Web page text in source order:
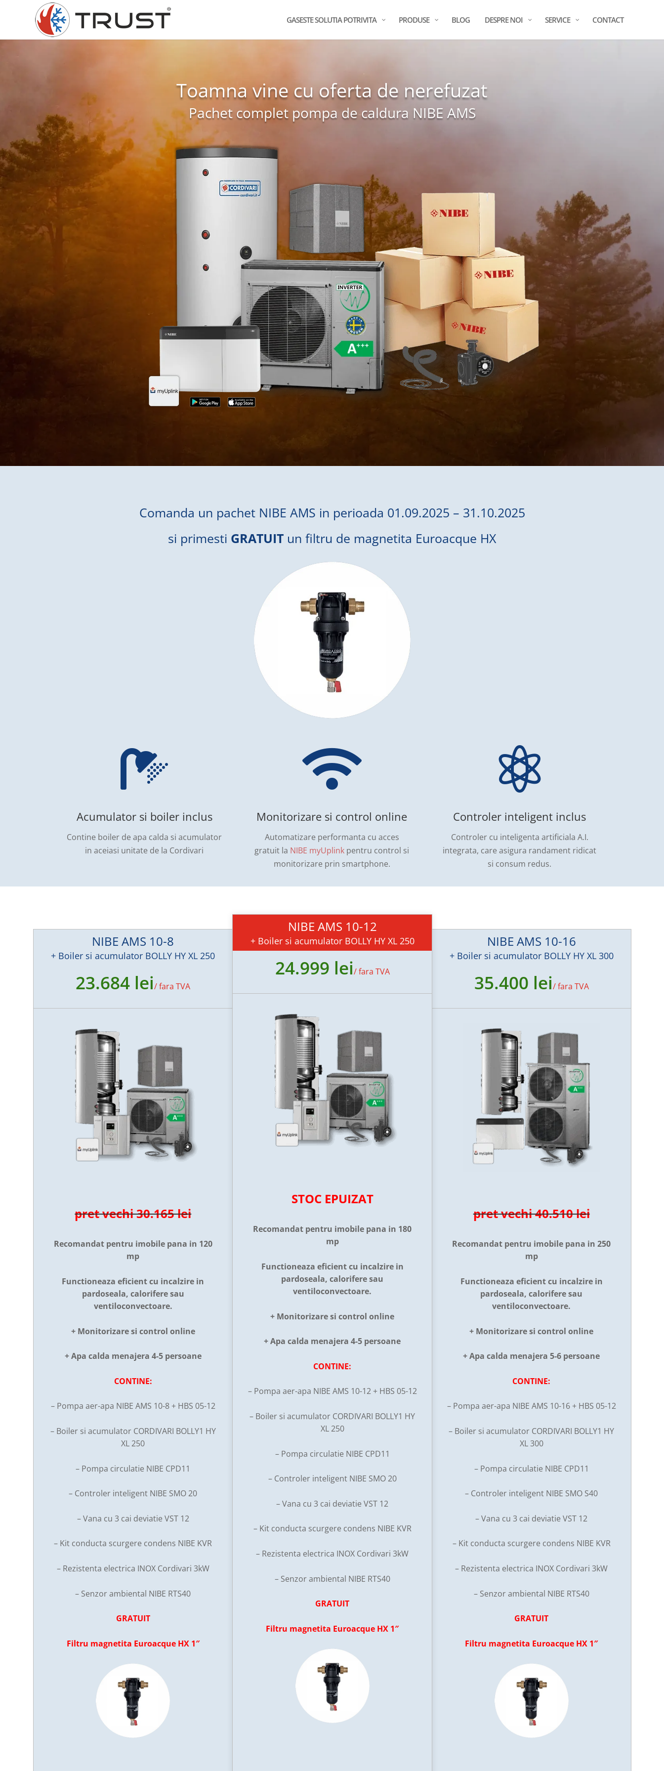
GASESTE SOLUTIA POTRIVITA PRODUSE BLOG DESPRE NOI SERVICE CONTACT
Toamna vine cu oferta de nerefuzat
Pachet complet pompa de caldura NIBE AMS
Comanda un pachet NIBE AMS in perioada 01.09.2025 – 31.10.2025
si primesti GRATUIT un filtru de magnetita Euroacque HX

Acumulator si boiler inclus
Contine boiler de apa calda si acumulator
in aceiasi unitate de la Cordivari

Monitorizare si control online
Automatizare performanta cu acces
gratuit la NIBE myUplink pentru control si
monitorizare prin smartphone.

Controler inteligent inclus
Controler cu inteligenta artificiala A.I.
integrata, care asigura randament ridicat
si consum redus.
NIBE AMS 10-8
+ Boiler si acumulator BOLLY HY XL 250
23.684 lei/fara TVA
pret vechi 30.165 lei
Recomandat pentru imobile pana in 120
mp
Functioneaza eficient cu incalzire in
pardoseala, calorifere sau
ventiloconvectoare.
+ Monitorizare si control online
+ Apa calda menajera 4-5 persoane
CONTINE:
– Pompa aer-apa NIBE AMS 10-8 + HBS 05-12
– Boiler si acumulator CORDIVARI BOLLY1 HY
XL 250
– Pompa circulatie NIBE CPD11
– Controler inteligent NIBE SMO 20
– Vana cu 3 cai deviatie VST 12
– Kit conducta scurgere condens NIBE KVR
– Rezistenta electrica INOX Cordivari 3kW
– Senzor ambiental NIBE RTS40
GRATUIT
Filtru magnetita Euroacque HX 1″
NIBE AMS 10-12
+ Boiler si acumulator BOLLY HY XL 250
24.999 lei/fara TVA
STOC EPUIZAT
Recomandat pentru imobile pana in 180
mp
Functioneaza eficient cu incalzire in
pardoseala, calorifere sau
ventiloconvectoare.
+ Monitorizare si control online
+ Apa calda menajera 4-5 persoane
CONTINE:
– Pompa aer-apa NIBE AMS 10-12 + HBS 05-12
– Boiler si acumulator CORDIVARI BOLLY1 HY
XL 250
– Pompa circulatie NIBE CPD11
– Controler inteligent NIBE SMO 20
– Vana cu 3 cai deviatie VST 12
– Kit conducta scurgere condens NIBE KVR
– Rezistenta electrica INOX Cordivari 3kW
– Senzor ambiental NIBE RTS40
GRATUIT
Filtru magnetita Euroacque HX 1″
NIBE AMS 10-16
+ Boiler si acumulator BOLLY HY XL 300
35.400 lei/fara TVA
pret vechi 40.510 lei
Recomandat pentru imobile pana in 250
mp
Functioneaza eficient cu incalzire in
pardoseala, calorifere sau
ventiloconvectoare.
+ Monitorizare si control online
+ Apa calda menajera 5-6 persoane
CONTINE:
– Pompa aer-apa NIBE AMS 10-16 + HBS 05-12
– Boiler si acumulator CORDIVARI BOLLY1 HY
XL 300
– Pompa circulatie NIBE CPD11
– Controler inteligent NIBE SMO S40
– Vana cu 3 cai deviatie VST 12
– Kit conducta scurgere condens NIBE KVR
– Rezistenta electrica INOX Cordivari 3kW
– Senzor ambiental NIBE RTS40
GRATUIT
Filtru magnetita Euroacque HX 1″